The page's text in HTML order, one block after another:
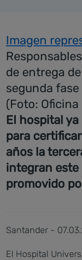
Imagen
de entrega
segunda
(Foto:
El hospital
para
años la
integran este
promovido
Santander -
El Hospital